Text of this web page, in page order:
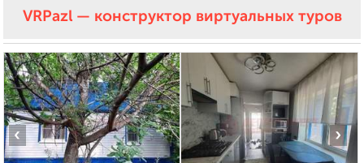
VRPazl — конструктор виртуальных туров
‹ ›